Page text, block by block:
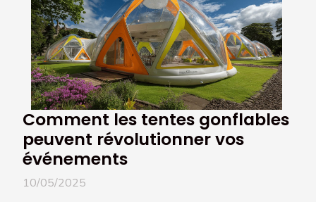
Comment les tentes gonflables
peuvent révolutionner vos
événements
10/05/2025